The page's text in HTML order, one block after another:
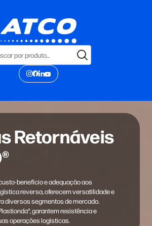
Retornáveis
benefício e adequação aos
reversa, oferecem versatilidade e
diversos segmentos de mercado.
garantem resistência e
operações logísticas.